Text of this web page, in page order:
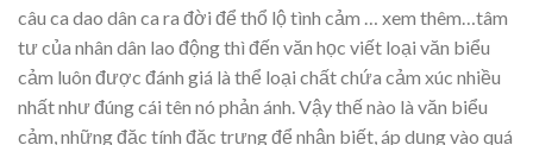
câu ca dao dân ca ra đời để thổ lộ tình cảm
… xem thêm… tâm
tư của nhân dân lao động thì đến văn học viết loại văn biểu
cảm luôn được đánh giá là thể loại chất chứa cảm xúc nhiều
nhất như đúng cái tên nó phản ánh. Vậy thế nào là văn biểu
cảm, những đặc tính đặc trưng để nhận biết, áp dụng vào quá